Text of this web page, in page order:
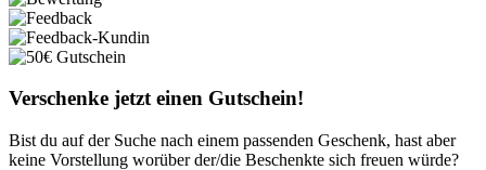
Verschenke jetzt einen Gutschein!
Bist du auf der Suche nach einem passenden Geschenk, hast aber
keine Vorstellung worüber der/die Beschenkte sich freuen würde?